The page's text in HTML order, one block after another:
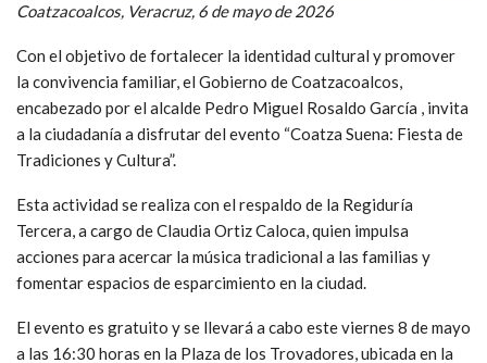
Coatzacoalcos, Veracruz, 6 de mayo de 2026
Con el objetivo de fortalecer la identidad cultural y promover
la convivencia familiar, el Gobierno de Coatzacoalcos,
encabezado por el alcalde Pedro Miguel Rosaldo García , invita
a la ciudadanía a disfrutar del evento “Coatza Suena: Fiesta de
Tradiciones y Cultura”.
Esta actividad se realiza con el respaldo de la Regiduría
Tercera, a cargo de Claudia Ortiz Caloca, quien impulsa
acciones para acercar la música tradicional a las familias y
fomentar espacios de esparcimiento en la ciudad.
El evento es gratuito y se llevará a cabo este viernes 8 de mayo
a las 16:30 horas en la Plaza de los Trovadores, ubicada en la